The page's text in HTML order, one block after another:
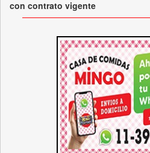
con contrato vigente